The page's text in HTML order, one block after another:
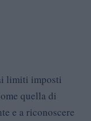
limiti imposti
quella di
e a riconoscere